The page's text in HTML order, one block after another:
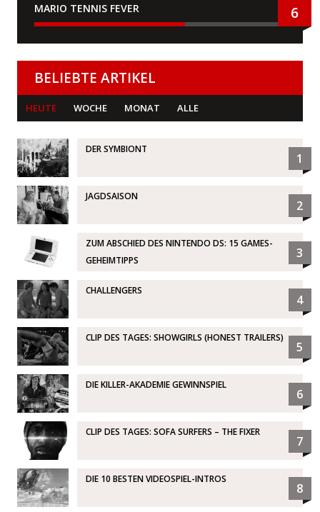
MARIO TENNIS FEVER 6
BELIEBTE ARTIKEL
HEUTE WOCHE MONAT ALLE
DER SYMBIONT
1
JAGDSAISON
2
ZUM ABSCHIED DES NINTENDO DS: 15 GAMES-
GEHEIMTIPPS
3
CHALLENGERS
4
CLIP DES TAGES: SHOWGIRLS (HONEST TRAILERS)
5
DIE KILLER-AKADEMIE GEWINNSPIEL
6
CLIP DES TAGES: SOFA SURFERS – THE FIXER
7
DIE 10 BESTEN VIDEOSPIEL-INTROS
8